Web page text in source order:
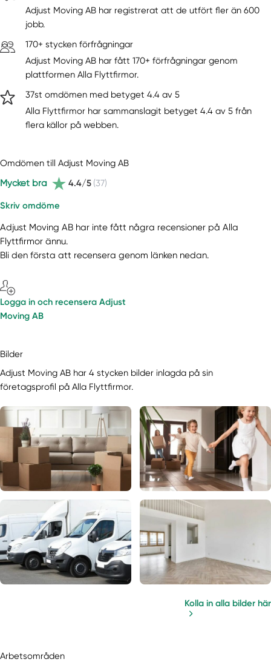
Adjust Moving AB har registrerat att de utfört fler än 600
jobb.
170+ stycken förfrågningar
Adjust Moving AB har fått 170+ förfrågningar genom
plattformen Alla Flyttfirmor.
37st omdömen med betyget 4.4 av 5
Alla Flyttfirmor har sammanslagit betyget 4.4 av 5 från
flera källor på webben.
Omdömen till Adjust Moving AB
Mycket bra
4.4/5 (37)
Skriv omdöme
Adjust Moving AB har inte fått några recensioner på Alla
Flyttfirmor ännu.
Bli den första att recensera genom länken nedan.
Logga in och recensera Adjust
Moving AB
Bilder
Adjust Moving AB har 4 stycken bilder inlagda på sin
företagsprofil på Alla Flyttfirmor.
Kolla in alla bilder här
Arbetsområden